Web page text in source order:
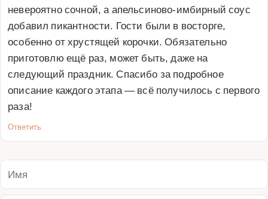
невероятно сочной, а апельсиново-имбирный соус
добавил пикантности. Гости были в восторге,
особенно от хрустящей корочки. Обязательно
приготовлю ещё раз, может быть, даже на
следующий праздник. Спасибо за подробное
описание каждого этапа — всё получилось с первого
раза!
Ответить